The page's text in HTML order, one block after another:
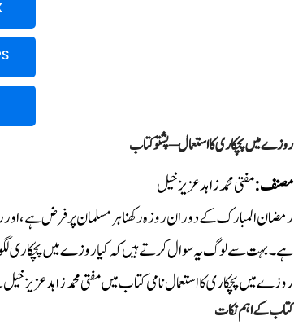
روزے میں پچکاری کا استعمال – پشتو کتاب
مصنف:مفتی محمد زاہد عزیز خیل
رمضان المبارک کے دوران روزہ رکھنا ہر مسلمان پر فرض ہے،
ہے۔ بہت سے لوگ یہ سوال کرتے ہیں کہ کیا روزے میں پچکاری
روزے میں پچکاری کا استعمال نامی کتاب میں مفتی محمد زاہد عزیز
کتاب کے اہم نکات